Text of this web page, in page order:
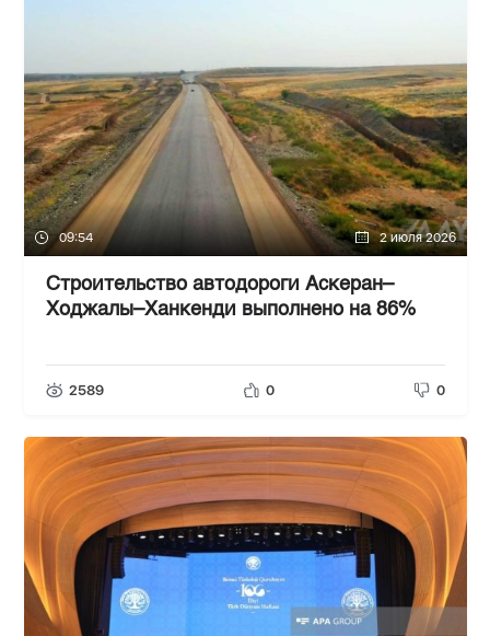
09:54 2 июля 2026
Строительство автодороги Аскеран–
Ходжалы–Ханкенди выполнено на 86%
2589 0 0